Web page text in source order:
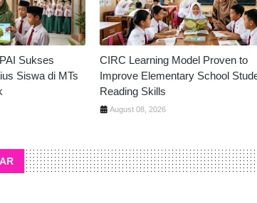
Sukses
Siswa di MTs
CIRC Learning Model Proven to
Improve Elementary School
Reading Skills
August 08, 2026